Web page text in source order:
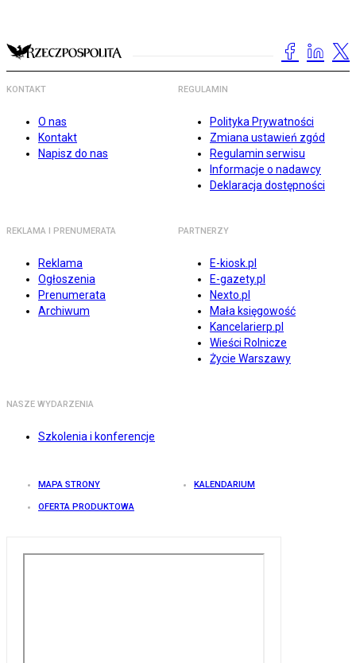
KONTAKT
O nas
Kontakt
Napisz do nas
REGULAMIN
Polityka Prywatności
Zmiana ustawień zgód
Regulamin serwisu
Informacje o nadawcy
Deklaracja dostępności
REKLAMA I PRENUMERATA
Reklama
Ogłoszenia
Prenumerata
Archiwum
PARTNERZY
E-kiosk.pl
E-gazety.pl
Nexto.pl
Mała księgowość
Kancelarierp.pl
Wieści Rolnicze
Życie Warszawy
NASZE WYDARZENIA
Szkolenia i konferencje
MAPA STRONY KALENDARIUM
OFERTA PRODUKTOWA